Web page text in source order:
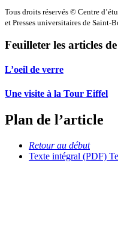
Tous droits réservés © Centre
et Presses universitaires de Saint-
Feuilleter les articles
L’oeil de verre
Une visite à la Tour Eiffel
Plan de l’article
Retour au début
Texte intégral (PDF)